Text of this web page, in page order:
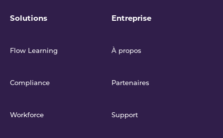
Solutions
Flow Learning
Compliance
Workforce
Entreprise
À propos
Partenaires
Support